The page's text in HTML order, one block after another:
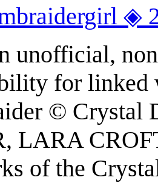
◈
unofficial,
for linked
© Crystal
LARA
of the